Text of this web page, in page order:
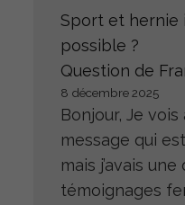
Sport et hernie
possible ?
Question de
8 décembre 2025
Bonjour, Je
message qui
mais j’avais
témoignages